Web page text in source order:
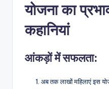
योजना का
कहानियां
आंकड़ों में सफलता:
अब तक लाखों महिलाएं इस